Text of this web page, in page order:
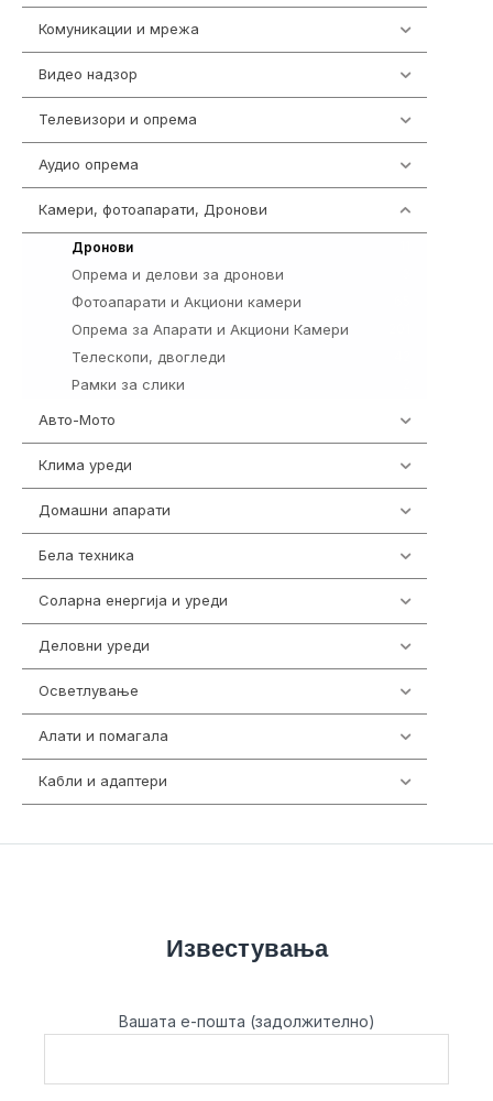
Комуникации и мрежа
Видео надзор
Телевизори и опрема
Аудио опрема
Камери, фотоапарати, Дронови
Дронови
Опрема и делови за дронови
Фотоапарати и Акциони камери
Опрема за Апарати и Акциони Камери
Телескопи, двогледи
Рамки за слики
Авто-Мото
Клима уреди
Домашни апарати
Бела техника
Соларна енергија и уреди
Деловни уреди
Осветлување
Алати и помагала
Кабли и адаптери
Известувања
Вашата е-пошта (задолжително)